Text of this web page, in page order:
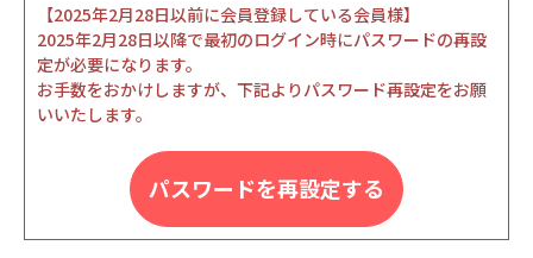
【2025年2月28日以前に会員登録している会員様】
2025年2月28日以降で最初のログイン時にパスワードの再設
定が必要になります。
お手数をおかけしますが、下記よりパスワード再設定をお願
いいたします。
パスワードを再設定する